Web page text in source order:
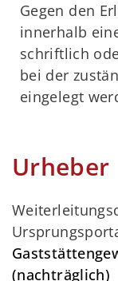
Gegen den
innerhalb
schriftlich
bei der
eingelegt
Urheber
(nachträglich)